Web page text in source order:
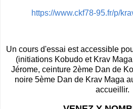
https://www.ckf78-95.fr/p/
Un cours d'essai est accessible
(initiations Kobudo et Krav
Jérome, ceinture 2ème Dan de
noire 5ème Dan de Krav Maga
accueillir.